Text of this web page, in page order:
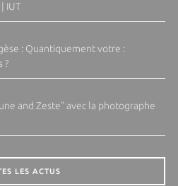
IUT
: Quantiquement votre :
?
and Zeste" avec la photographe
LES ACTUS